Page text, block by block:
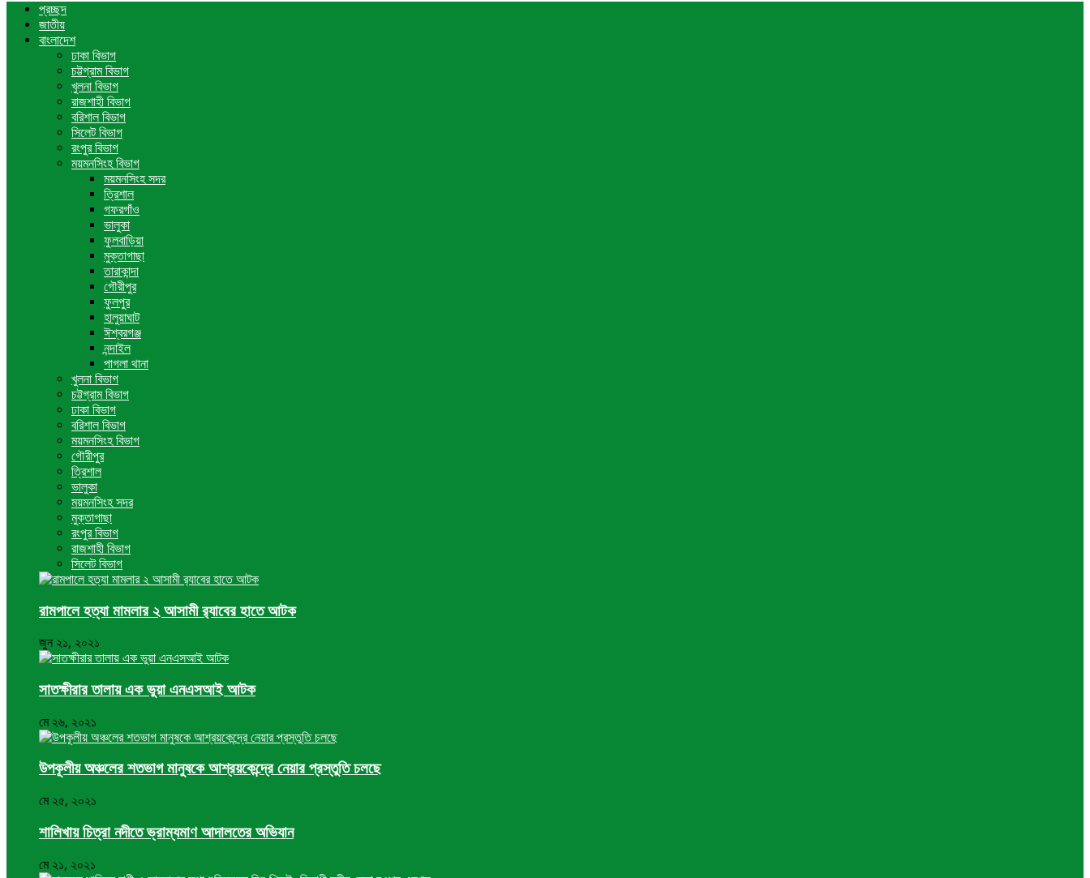
প্রচ্ছদ
জাতীয়
বাংলাদেশ
ঢাকা বিভাগ
চট্টগ্রাম বিভাগ
খুলনা বিভাগ
রাজশাহী বিভাগ
বরিশাল বিভাগ
সিলেট বিভাগ
রংপুর বিভাগ
ময়মনসিংহ বিভাগ
ময়মনসিংহ সদর
ত্রিশাল
গফরগাঁও
ভালুকা
ফুলবাড়িয়া
মুক্তাগাছা
তারাকান্দা
গৌরীপুর
ফুলপুর
হালুয়াঘাট
ঈশ্বরগঞ্জ
নন্দাইল
পাগলা থানা
খুলনা বিভাগ
চট্টগ্রাম বিভাগ
ঢাকা বিভাগ
বরিশাল বিভাগ
ময়মনসিংহ বিভাগ
গৌরীপুর
ত্রিশাল
ভালুকা
ময়মনসিংহ সদর
মুক্তাগাছা
রংপুর বিভাগ
রাজশাহী বিভাগ
সিলেট বিভাগ
রামপালে হত্যা মামলার ২ আসামী র‍্যাবের হাতে আটক
জুন ২১, ২০২১
সাতক্ষীরার তালায় এক ভুয়া এনএসআই আটক
মে ২৬, ২০২১
উপকূলীয় অঞ্চলের শতভাগ মানুষকে আশ্রয়কেন্দ্রে নেয়ার প্রস্তুতি চলছে
মে ২৫, ২০২১
শালিখায় চিত্রা নদীতে ভ্রাম্যমাণ আদালতের অভিযান
মে ২১, ২০২১